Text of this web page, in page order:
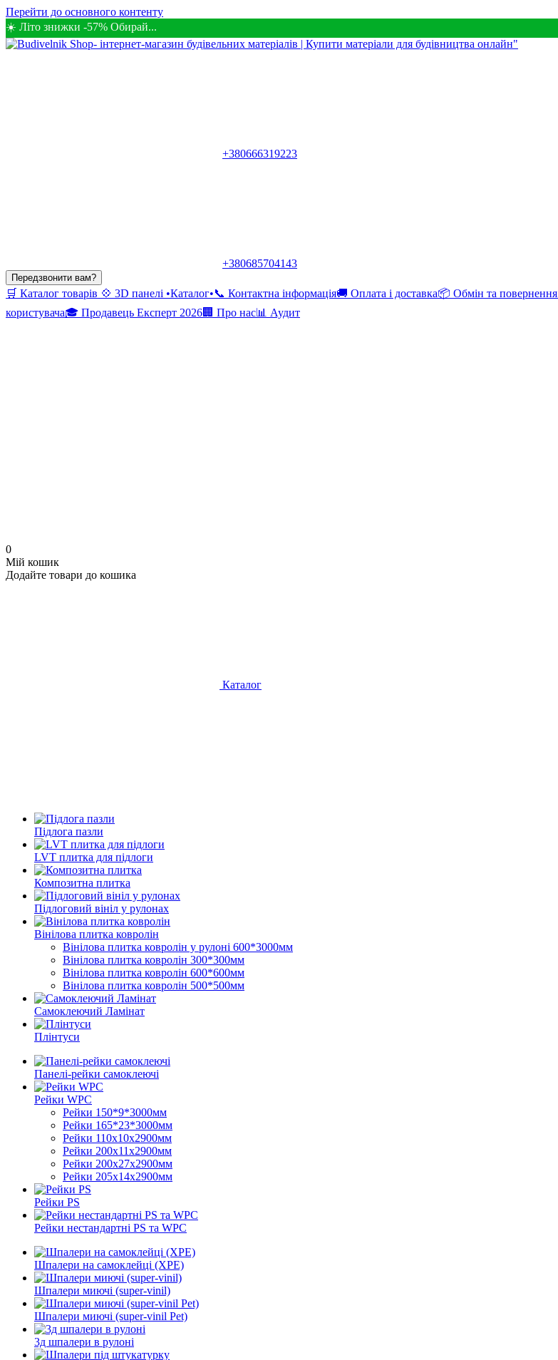
Перейти до основного контенту
☀️ Літо знижки -57% Обирай...
+380666319223
+380685704143
Передзвонити вам?
🛒 Каталог товарів 💠 3D панелі •Каталог•📞 Контактна інформація🚚 Оплата і доставка📦 Обмін та повернення
користувача🎓 Продавець Експерт 2026🏢 Про нас📊 Аудит
0
Мій кошик
Додайте товари до кошика
Каталог
Підлога пазли
LVT плитка для підлоги
Композитна плитка
Підлоговий вініл у рулонах
Вінілова плитка ковролін
Вінілова плитка ковролін у рулоні 600*3000мм
Вінілова плитка ковролін 300*300мм
Вінілова плитка ковролін 600*600мм
Вінілова плитка ковролін 500*500мм
Самоклеючий Ламінат
Плінтуси
Панелі-рейки самоклеючі
Рейки WPC
Рейки 150*9*3000мм
Рейки 165*23*3000мм
Рейки 110х10х2900мм
Рейки 200х11х2900мм
Рейки 200х27х2900мм
Рейки 205х14х2900мм
Рейки PS
Рейки нестандартні PS та WPC
Шпалери на самоклейці (XPE)
Шпалери миючі (super-vinil)
Шпалери миючі (super-vinil Pet)
3д шпалери в рулоні